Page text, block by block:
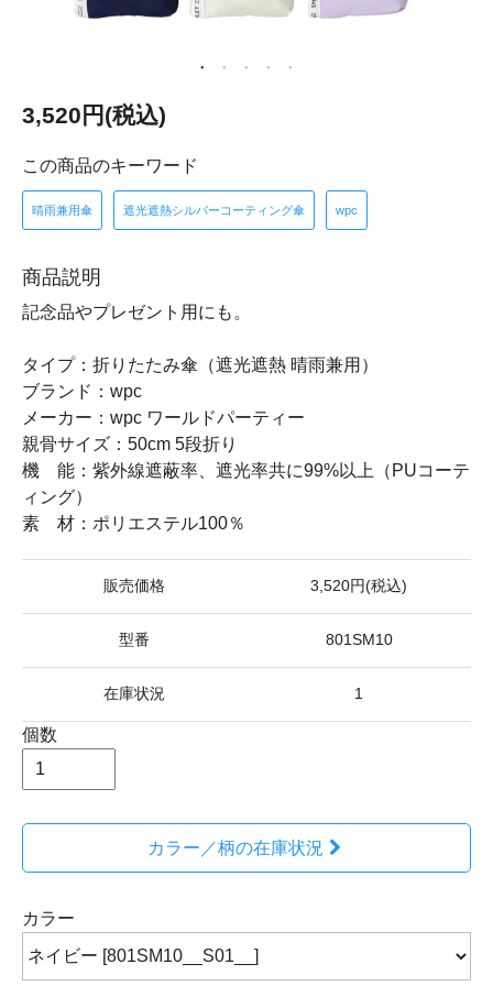
3,520円(税込)
この商品のキーワード
晴雨兼用傘 遮光遮熱シルバーコーティング傘 wpc
商品説明
記念品やプレゼント用にも。
タイプ：折りたたみ傘（遮光遮熱 晴雨兼用）
ブランド：wpc
メーカー：wpc ワールドパーティー
親骨サイズ：50cm 5段折り
機 能：紫外線遮蔽率、遮光率共に99%以上（PUコーテ
ィング）
素 材：ポリエステル100％
販売価格 3,520円(税込)
型番 801SM10
在庫状況 1
個数
カラー／柄の在庫状況
カラー